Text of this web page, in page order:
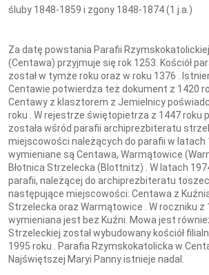
śluby 1848-1859 i zgony 1848-1874 (1 j.a.)
Za datę powstania Parafii
(Centawa) przyjmuje się rok 1253. Kościół
został w tymże roku oraz w roku 1376 .
Centawie potwierdza też dokument z 1420
Centawy z klasztorem z Jemielnicy
roku . W rejestrze świętopietrza z 1447 roku
została wśród parafii archiprezbiteratu
miejscowości należących do parafii w latach
wymieniane są Centawa, Warmątowice
Błotnica Strzelecka (Blottnitz) . W latach
parafii, należącej do archiprezbiteratu
następujące miejscowości: Centawa z
Strzelecka oraz Warmątowice . W roczniku z
wymieniana jest bez Kuźni. Mowa jest
Strzeleckiej został wybudowany kościół
1995 roku . Parafia Rzymskokatolicka w
Najświętszej Maryi Panny istnieje nadal.